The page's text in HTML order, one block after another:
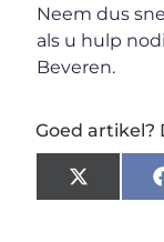
Neem dus
als u hulp
Beveren.
Goed artikel?
X